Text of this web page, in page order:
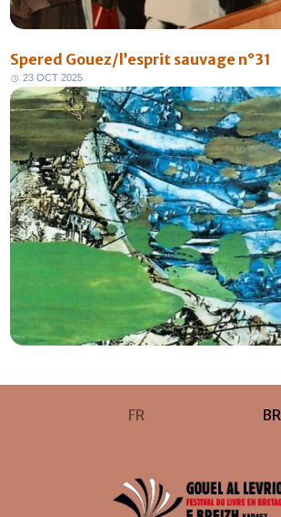
Spered Gouez/l’esprit sauvage n°31
23 OCT 2025
FR BR